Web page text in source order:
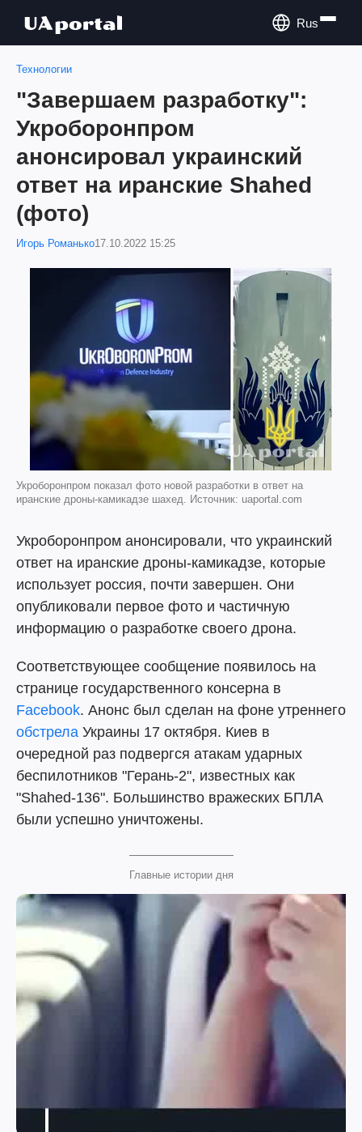
Rus
Технологии
"Завершаем разработку":
Укроборонпром
анонсировал украинский
ответ на иранские Shahed
(фото)
Игорь Романько17.10.2022 15:25
Укроборонпром показал фото новой разработки в ответ на
иранские дроны-камикадзе шахед. Источник: uaportal.com
Укроборонпром анонсировали, что украинский
ответ на иранские дроны-камикадзе, которые
использует россия, почти завершен. Они
опубликовали первое фото и частичную
информацию о разработке своего дрона.
Соответствующее сообщение появилось на
странице государственного консерна в
Facebook. Анонс был сделан на фоне утреннего
обстрела Украины 17 октября. Киев в
очередной раз подвергся атакам ударных
беспилотников "Герань-2", известных как
"Shahed-136". Большинство вражеских БПЛА
были успешно уничтожены.
Главные истории дня